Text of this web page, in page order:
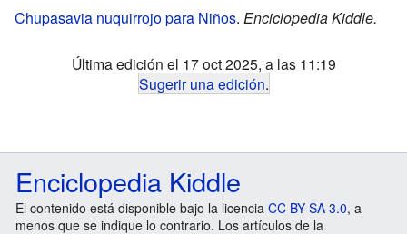
Chupasavia nuquirrojo para Niños. Enciclopedia Kiddle.
Última edición el 17 oct 2025, a las 11:19
Sugerir una edición.
Enciclopedia Kiddle
El contenido está disponible bajo la licencia CC BY-SA 3.0, a
menos que se indique lo contrario. Los artículos de la